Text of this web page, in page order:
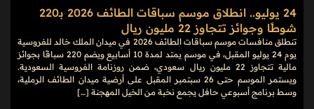
24 يوليو.. انطلاق موسم سباقات الطائف 2026 بـ220
شوطًا وجوائز تتجاوز 22 مليون ريال
تنطلق منافسات موسم سباقات الطائف 2026 في ميدان الملك خالد للفروسية
يوم 24 يوليو المقبل، في موسم يمتد لمدة 10 أسابيع ويضم 220 سباقًا بجوائز
مالية تتجاوز 22 مليون ريال سعودي، ضمن روزنامة الفروسية السعودية.
ويستمر الموسم حتى 26 سبتمبر المقبل على أرضية ميدان الطائف الرملية،
وسط برنامج أسبوعي حافل يجمع نخبة من الخيل المهجنة […]